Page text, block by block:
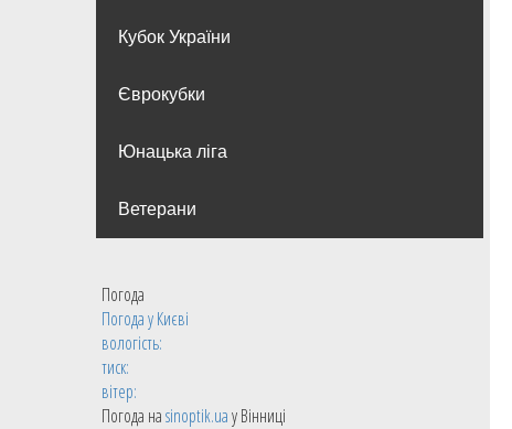
Кубок України
Єврокубки
Юнацька ліга
Ветерани
Погода
Погода уКиєві
вологість:
тиск:
вітер:
Погода наsinoptik.uaу Вінниці